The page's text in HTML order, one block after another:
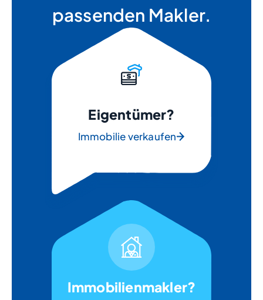
passenden Makler.
Eigentümer?
Immobilie verkaufen
Immobilienmakler?